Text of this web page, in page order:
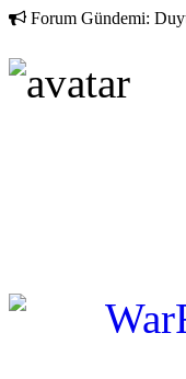
Forum Gündemi: